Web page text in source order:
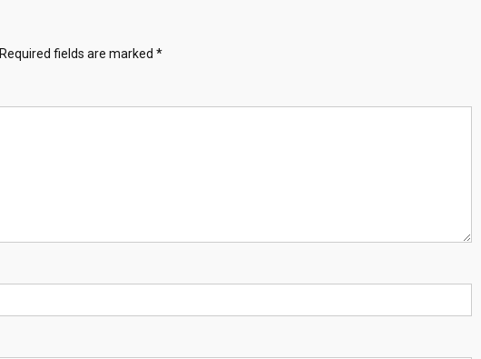
Required fields are marked *